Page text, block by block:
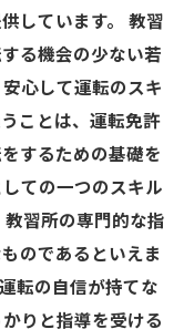
しています。 教習
る機会の少ない若
心して運転のスキ
ことは、運転免許
するための基礎を
ての一つのスキル
習所の専門的な指
のであるといえま
転の自信が持てな
りと指導を受ける